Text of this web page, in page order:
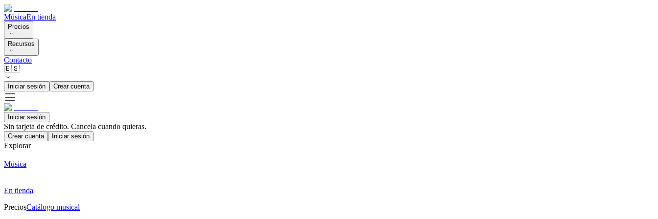
MúsicaEn tienda
Precios
Recursos
Contacto
🇪🇸
Iniciar sesión Crear cuenta
Iniciar sesión
Sin tarjeta de crédito. Cancela cuando quieras.
Crear cuenta Iniciar sesión
Explorar
Música
En tienda
PreciosCatálogo musical